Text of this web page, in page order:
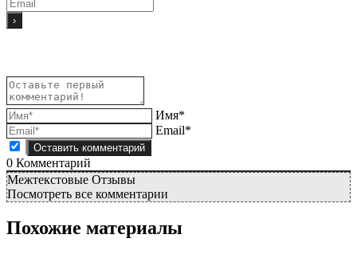
Имя*
Email*
0 Комментарий
Межтекстовые Отзывы
Посмотреть все комментарии
Похожие материалы